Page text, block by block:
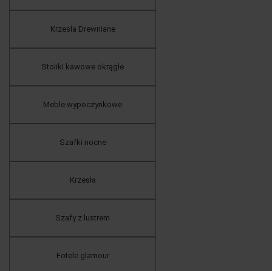
Krzesła Drewniane
Stoliki kawowe okrągłe
Meble wypoczynkowe
Szafki nocne
Krzesła
Szafy z lustrem
Fotele glamour